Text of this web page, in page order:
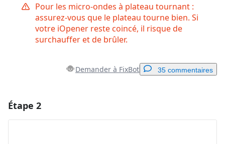
Pour les micro-ondes à plateau tournant :
assurez-vous que le plateau tourne bien. Si
votre iOpener reste coincé, il risque de
surchauffer et de brûler.
Demander à FixBot 35 commentaires
Étape 2